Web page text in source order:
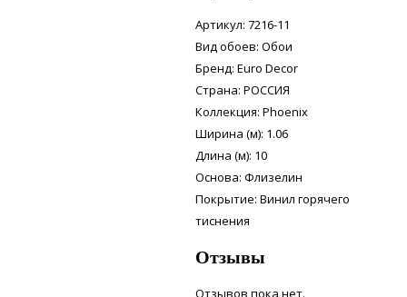
Артикул: 7216-11
Вид обоев: Обои
Бренд: Euro Decor
Страна: РОССИЯ
Коллекция: Phoenix
Ширина (м): 1.06
Длина (м): 10
Основа: Флизелин
Покрытие: Винил горячего
тиснения
Отзывы
Отзывов пока нет.